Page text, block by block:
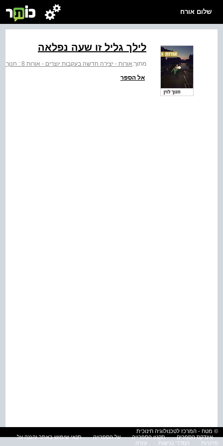
שלום אורח
לילך גליל זו שעה נפלאה
מתוך:אורות - יצירה חדשה בעקבות יוצרים - אורות 8 : חנוך לוין
אל הספר
© מטח - המרכז לטכנולוגיה חינוכית
אינדקס הספרים
תקנון הספרייה על הספרייה
תנאי שימוש באתר והגנה על
פרטיות
הסדרי נגישות עזרה